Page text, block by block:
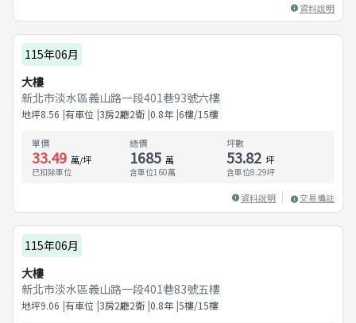
資料說明
115年06月
大樓
新北市淡水區義山路一段401巷93號六樓
地坪8.56 有車位 3房2廳2衛 0.8年 6樓/15樓
單價
33.49 萬/坪
已扣除車位
總價
1685 萬
含車位160萬
坪數
53.82 坪
含車位8.29坪
資料說明 交易備註
115年06月
大樓
新北市淡水區義山路一段401巷83號五樓
地坪9.06 有車位 3房2廳2衛 0.8年 5樓/15樓